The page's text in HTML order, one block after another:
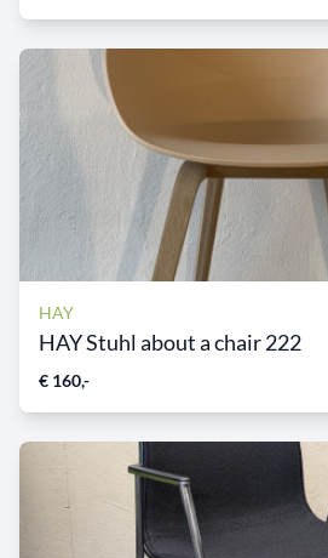
HAY
HAY Stuhl about a chair 222
€ 160,-